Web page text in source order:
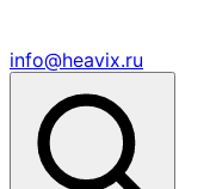
info@heavix.ru